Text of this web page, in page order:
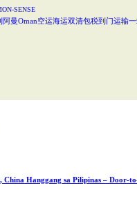
SENSE
阿曼Oman空运海运双清包税到门运输
China Hanggang sa Pilipinas – Door-